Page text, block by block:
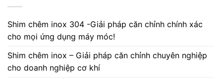
Shim chêm inox 304 -Giải pháp căn chỉnh chính xác
cho mọi ứng dụng máy móc!
Shim chêm inox – Giải pháp căn chỉnh chuyên nghiệp
cho doanh nghiệp cơ khí